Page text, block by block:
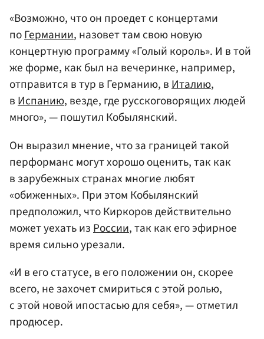
«Возможно, что он проедет с концертами
поГермании, назовет там свою новую
концертную программу «Голый король». И в той
же форме, как был на вечеринке, например,
отправится в тур в Германию, вИталию,
вИспанию, везде, где русскоговорящих людей
много», — пошутил Кобылянский.
Он выразил мнение, что за границей такой
перформанс могут хорошо оценить, так как
в зарубежных странах многие любят
«обиженных». При этом Кобылянский
предположил, что Киркоров действительно
может уехать из России, так как его эфирное
время сильно урезали.
«И в его статусе, в его положении он, скорее
всего, не захочет смириться с этой ролью,
с этой новой ипостасью для себя», — отметил
продюсер.